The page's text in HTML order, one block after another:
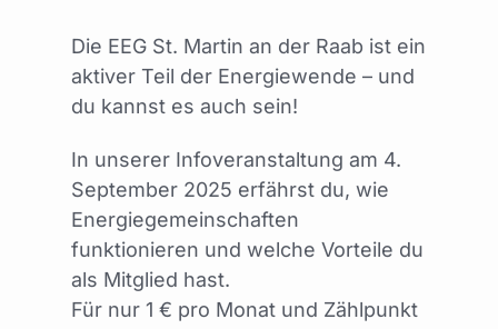
Mitglied werden
Die EEG St. Martin an der Raab ist ein
aktiver Teil der Energiewende – und
du kannst es auch sein!
In unserer Infoveranstaltung am 4.
September 2025 erfährst du, wie
Energiegemeinschaften
funktionieren und welche Vorteile du
als Mitglied hast.
Für nur 1 € pro Monat und Zählpunkt